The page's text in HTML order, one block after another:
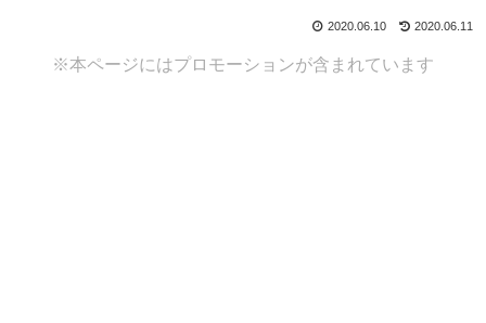
2020.06.11
2020.06.10
※本ページにはプロモーションが含まれています